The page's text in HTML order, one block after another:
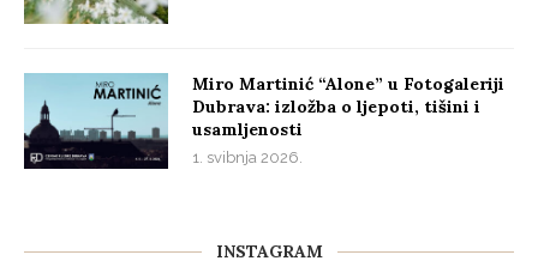
Miro Martinić “Alone” u Fotogaleriji
Dubrava: izložba o ljepoti, tišini i
usamljenosti
1. svibnja 2026.
INSTAGRAM